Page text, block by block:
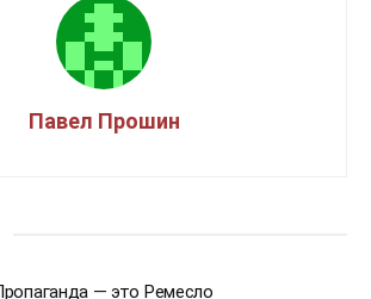
Павел Прошин
— это Ремесло